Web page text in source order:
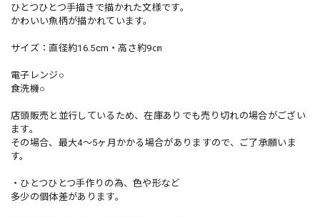
ひとつひとつ手描きで描かれた文様です。
かわいい魚柄が描かれています。
サイズ：直径約16.5cm・高さ約9㎝
電子レンジ○
食洗機○
店頭販売と並行しているため、在庫ありでも売り切れの場合がござい
ます。
その場合、最大4〜5ヶ月かかる場合がありますので、ご了承願いま
す。
・ひとつひとつ手作りの為、色や形など
多少の個体差があります。